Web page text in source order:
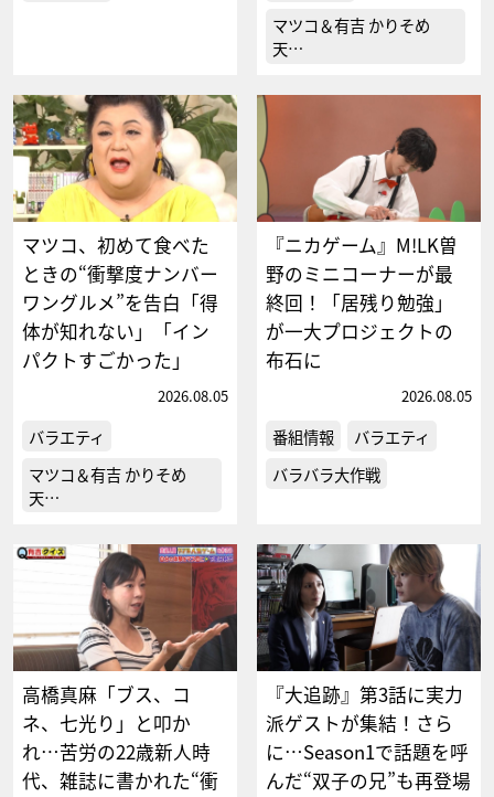
マツコ＆有吉 かりそめ
天…
マツコ、初めて食べた
ときの“衝撃度ナンバー
ワングルメ”を告白「得
体が知れない」「イン
パクトすごかった」
2026.08.05
バラエティ
マツコ＆有吉 かりそめ
天…
『ニカゲーム』M!LK曽
野のミニコーナーが最
終回！「居残り勉強」
が一大プロジェクトの
布石に
2026.08.05
番組情報
バラエティ
バラバラ大作戦
高橋真麻「ブス、コ
ネ、七光り」と叩か
れ…苦労の22歳新人時
代、雑誌に書かれた“衝
『大追跡』第3話に実力
派ゲストが集結！さら
に…Season1で話題を呼
んだ“双子の兄”も再登場